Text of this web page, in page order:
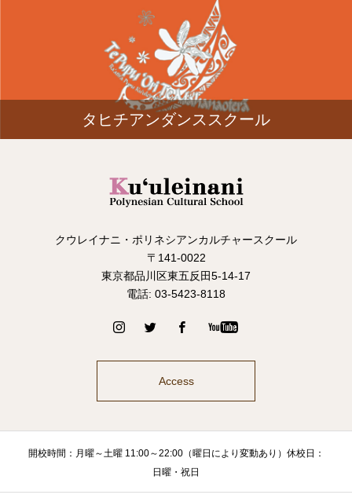
タヒチアンダンススクール
クウレイナニ・ポリネシアンカルチャースクール
〒141-0022
東京都品川区東五反田5-14-17
電話: 03-5423-8118
Access
開校時間：月曜～土曜 11:00～22:00（曜日により変動あり）休校日：
日曜・祝日